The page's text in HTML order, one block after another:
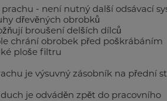
- není nutný další odsávací
dřevěných obrobků
broušení delších dílců
chrání obrobek před poškrábáním
ploše filtru
je výsuvný zásobník na přední
je odváděn zpět do pracovního